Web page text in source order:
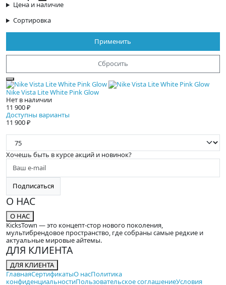
Закрыть фильтры
Цена и наличие
Сортировка
Применить
Сбросить
Nike Vista Lite White Pink Glow
Нет в наличии
11 900 ₽
Доступны варианты
11 900 ₽
Хочешь быть в курсе акций и новинок?
Подписаться
О НАС
О НАС
KicksTown — это концепт-стор нового поколения,
мультибрендовое пространство, где собраны самые редкие и
актуальные мировые айтемы.
ДЛЯ КЛИЕНТА
ДЛЯ КЛИЕНТА
ГлавнаяСертификатыО насПолитика
конфиденциальностиПользовательское соглашениеУсловия